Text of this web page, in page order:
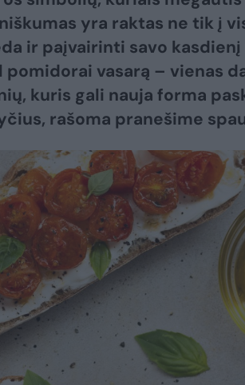
yra raktas ne tik į
ir paįvairinti savo
pomidorai vasarą – vienas
kuris gali nauja forma
rašoma pranešime